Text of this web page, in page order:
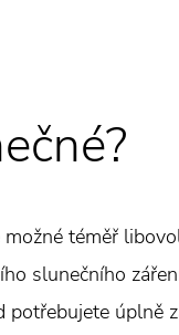
téměř
slunečního
úplně